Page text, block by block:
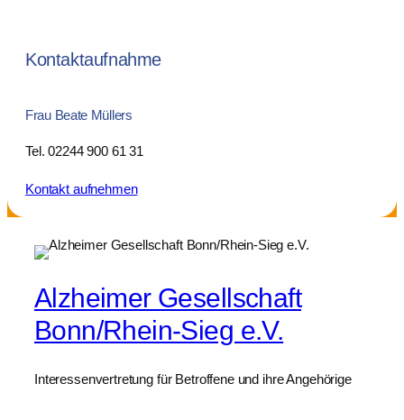
Kontaktaufnahme
Frau Beate Müllers
Tel. 02244 900 61 31
Kontakt aufnehmen
Alzheimer Gesellschaft
Bonn/Rhein-Sieg e.V.
Interessenvertretung für Betroffene und ihre Angehörige